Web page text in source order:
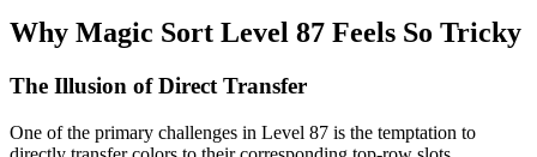
Why Magic Sort Level 87 Feels So Tricky
The Illusion of Direct Transfer
One of the primary challenges in Level 87 is the temptation to